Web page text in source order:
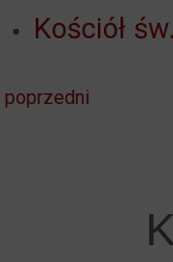
Kościół
poprzedni